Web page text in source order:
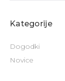
Kategorije
Dogodki
Novice